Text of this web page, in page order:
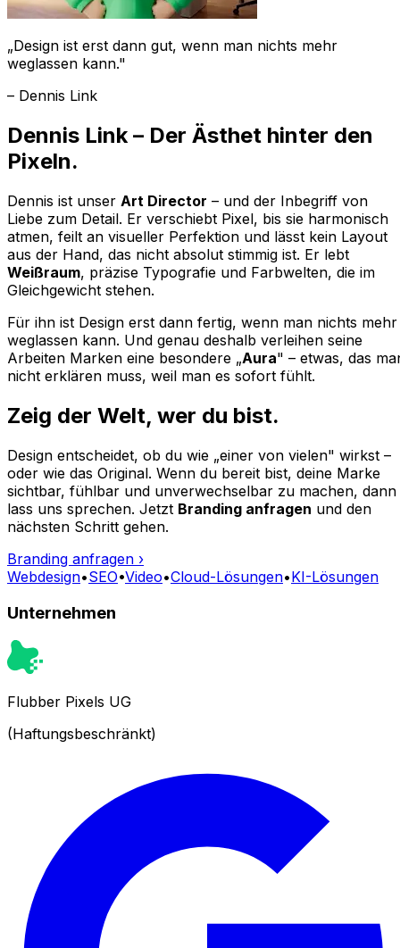
„Design ist erst dann gut, wenn man nichts mehr
weglassen kann."
– Dennis Link
Dennis Link – Der Ästhet hinter den
Pixeln.
Dennis ist unser Art Director – und der Inbegriff von
Liebe zum Detail. Er verschiebt Pixel, bis sie harmonisch
atmen, feilt an visueller Perfektion und lässt kein Layout
aus der Hand, das nicht absolut stimmig ist. Er lebt
Weißraum, präzise Typografie und Farbwelten, die im
Gleichgewicht stehen.
Für ihn ist Design erst dann fertig, wenn man nichts mehr
weglassen kann. Und genau deshalb verleihen seine
Arbeiten Marken eine besondere „Aura" – etwas, das
nicht erklären muss, weil man es sofort fühlt.
Zeig der Welt, wer du bist.
Design entscheidet, ob du wie „einer von vielen" wirkst –
oder wie das Original. Wenn du bereit bist, deine Marke
sichtbar, fühlbar und unverwechselbar zu machen, dann
lass uns sprechen. Jetzt Branding anfragen und den
nächsten Schritt gehen.
Branding anfragen ›
Webdesign•SEO•Video•Cloud-Lösungen•KI-Lösungen
Unternehmen
Flubber Pixels UG
(Haftungsbeschränkt)